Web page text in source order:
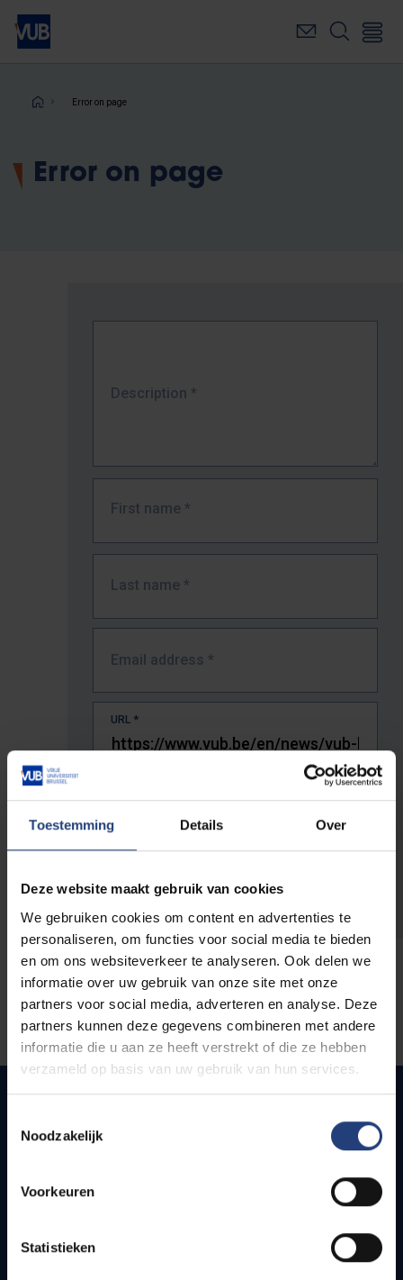
Toestemming Details Over
Deze website maakt gebruik van cookies
We gebruiken cookies om content en advertenties te
personaliseren, om functies voor social media te bieden
en om ons websiteverkeer te analyseren. Ook delen we
informatie over uw gebruik van onze site met onze
partners voor social media, adverteren en analyse. Deze
partners kunnen deze gegevens combineren met andere
informatie die u aan ze heeft verstrekt of die ze hebben
verzameld op basis van uw gebruik van hun services.
Noodzakelijk
Voorkeuren
Statistieken
Skip
main
Breadcrumb
Error on page
Error on page
Description *
First name *
Last name *
Email address *
URL *
The full URL of the page where you encountered the error.
Quick links
How to get to the VUB campuses